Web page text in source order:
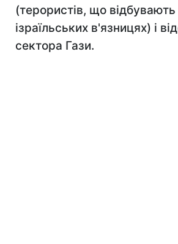
(терористів, що відбувають
ізраїльських в'язницях) і
сектора Гази.